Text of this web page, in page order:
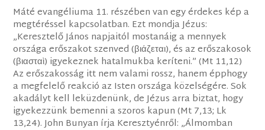
Máté evangéliuma 11. részében van egy érdekes kép a
megtéréssel kapcsolatban. Ezt mondja Jézus:
„Keresztelő János napjaitól mostanáig a mennyek
országa erőszakot szenved (βιάζεται), és az erőszakosok
(βιασταὶ) igyekeznek hatalmukba keríteni.” (Mt 11,12)
Az erőszakosság itt nem valami rossz, hanem épphogy
a megfelelő reakció az Isten országa közelségére. Sok
akadályt kell leküzdenünk, de Jézus arra biztat, hogy
igyekezzünk bemenni a szoros kapun (Mt 7,13; Lk
13,24). John Bunyan írja Keresztyénről: „Álmomban